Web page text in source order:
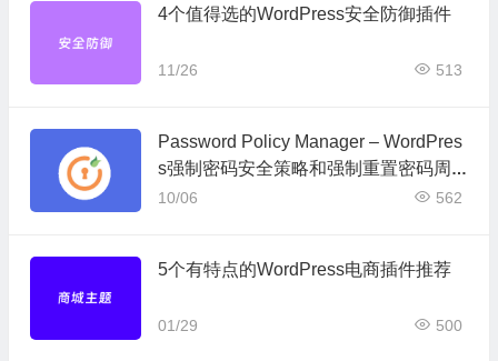
4个值得选的WordPress安全防御插件
11/26 513
Password Policy Manager – WordPres
s强制密码安全策略和强制重置密码周
期插件
10/06 562
5个有特点的WordPress电商插件推荐
01/29 500